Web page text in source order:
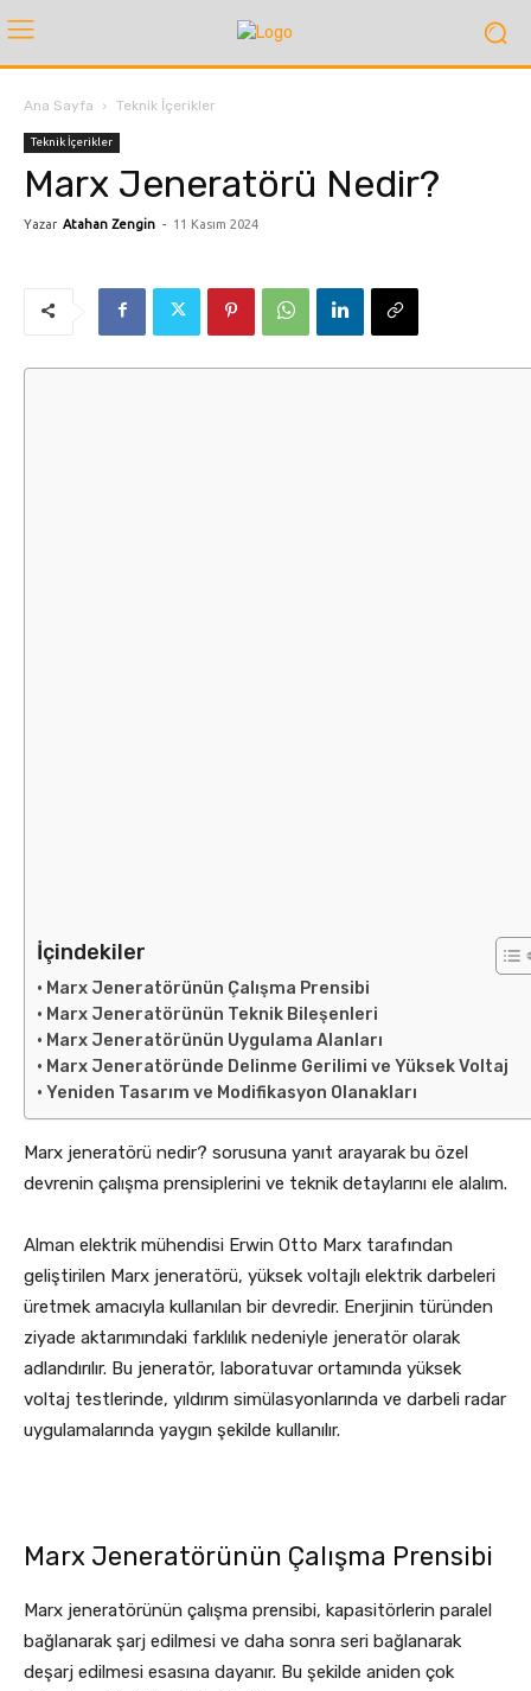
Ana Sayfa Teknik İçerikler
Teknik İçerikler
Marx Jeneratörü Nedir?
Yazar Atahan Zengin - 11 Kasım 2024
İçindekiler
Marx Jeneratörünün Çalışma Prensibi
Marx Jeneratörünün Teknik Bileşenleri
Marx Jeneratörünün Uygulama Alanları
Marx Jeneratöründe Delinme Gerilimi ve Yüksek Voltaj
Yeniden Tasarım ve Modifikasyon Olanakları
Marx jeneratörü nedir? sorusuna yanıt arayarak bu özel
devrenin çalışma prensiplerini ve teknik detaylarını ele alalım.
Alman elektrik mühendisi Erwin Otto Marx tarafından
geliştirilen Marx jeneratörü, yüksek voltajlı elektrik darbeleri
üretmek amacıyla kullanılan bir devredir. Enerjinin türünden
ziyade aktarımındaki farklılık nedeniyle jeneratör olarak
adlandırılır. Bu jeneratör, laboratuvar ortamında yüksek
voltaj testlerinde, yıldırım simülasyonlarında ve darbeli radar
uygulamalarında yaygın şekilde kullanılır.
Marx Jeneratörünün Çalışma Prensibi
Marx jeneratörünün çalışma prensibi, kapasitörlerin paralel
bağlanarak şarj edilmesi ve daha sonra seri bağlanarak
deşarj edilmesi esasına dayanır. Bu şekilde aniden çok